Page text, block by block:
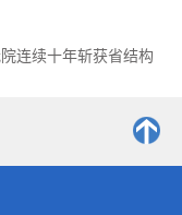
连续十年斩获省结构